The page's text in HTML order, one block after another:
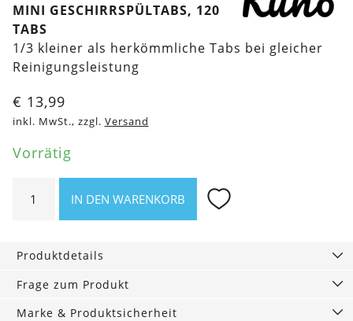
MINI GESCHIRRSPÜLTABS, 120
TABS
1/3 kleiner als herkömmliche Tabs bei gleicher
Reinigungsleistung
€ 13,99
inkl. MwSt., zzgl. Versand
Vorrätig
Geschirrspültabs,
Menge
IN DEN WARENKORB
Produktdetails
Frage zum Produkt
Marke & Produktsicherheit